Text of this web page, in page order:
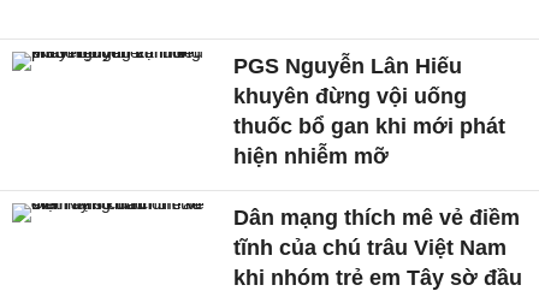
PGS Nguyễn Lân Hiếu
khuyên đừng vội uống
thuốc bổ gan khi mới phát
hiện nhiễm mỡ
Dân mạng thích mê vẻ điềm
tĩnh của chú trâu Việt Nam
khi nhóm trẻ em Tây sờ đầu